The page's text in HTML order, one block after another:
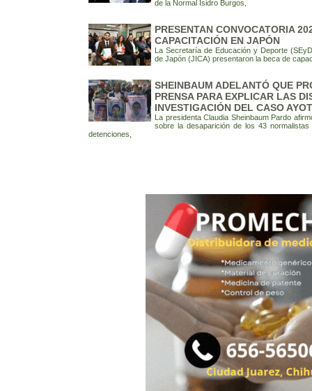
de la Normal Isidro Burgos,
PRESENTAN CONVOCATORIA
CAPACITACIÓN EN JAPÓN
La Secretaría de Educación y Deporte
de Japón (JICA) presentaron la beca de
SHEINBAUM ADELANTÓ QUE
PRENSA PARA EXPLICAR LAS
INVESTIGACIÓN DEL CASO
La presidenta Claudia Sheinbaum Pardo
sobre la desaparición de los 43
detenciones,